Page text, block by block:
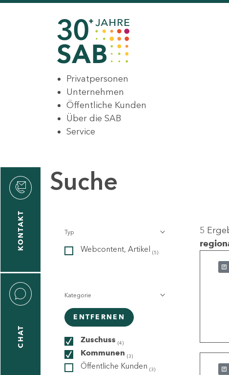
Privatpersonen
Unternehmen
Öffentliche Kunden
Über die SAB
Service
KONTAKT
CHAT
Suche
Typ
Webcontent, Artikel (5)
Kategorie
ENTFERNEN
Zuschuss (4)
Kommunen (3)
Öffentliche Kunden (3)
5